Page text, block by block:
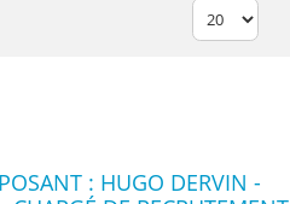
: HUGO DERVIN -